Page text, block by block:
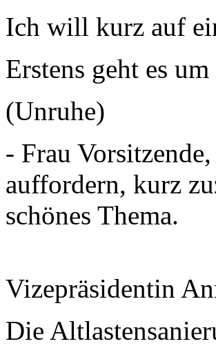
Ich will kurz auf
Erstens geht es
(Unruhe)
- Frau
auffordern, kurz
schönes Thema.
Vizepräsidentin
Die